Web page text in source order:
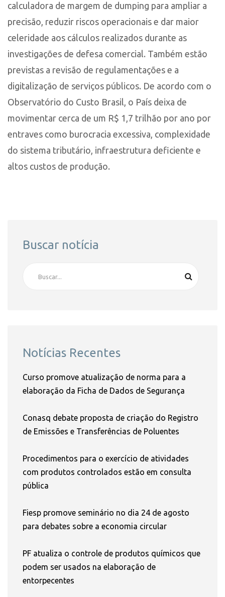
calculadora de margem de dumping para ampliar a
precisão, reduzir riscos operacionais e dar maior
celeridade aos cálculos realizados durante as
investigações de defesa comercial. Também estão
previstas a revisão de regulamentações e a
digitalização de serviços públicos. De acordo com o
Observatório do Custo Brasil, o País deixa de
movimentar cerca de um R$ 1,7 trilhão por ano por
entraves como burocracia excessiva, complexidade
do sistema tributário, infraestrutura deficiente e
altos custos de produção.
Buscar notícia
Notícias Recentes
Curso promove atualização de norma para a
elaboração da Ficha de Dados de Segurança
Conasq debate proposta de criação do Registro
de Emissões e Transferências de Poluentes
Procedimentos para o exercício de atividades
com produtos controlados estão em consulta
pública
Fiesp promove seminário no dia 24 de agosto
para debates sobre a economia circular
PF atualiza o controle de produtos químicos que
podem ser usados na elaboração de
entorpecentes